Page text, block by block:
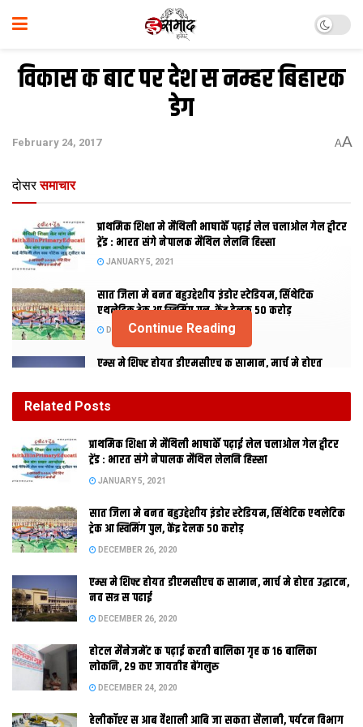
विकास क बाट पर देश स नम्हर बिहारक
डेग
February 24, 2017 AA
दोसर समाचार
प्राथमिक शि‍क्षा मे मैथि‍ली भाषाकेँ पढ़ाई लेल चलाओल गेल ट्वीटर
ट्रेंड : भारत संगे नेपालक मैथिल लेलनि हिस्सा
JANUARY 5, 2021
सात जिला मे बनत बहुउद्देशीय इंडोर स्‍टेडि‍यम, सिंथेटिक
एथलेटिक ट्रेक आ स्विमिंग पुल, केंद्र देलक 50 करोड़
DECEMBER 26, 2020
एम्स मे शिफ्ट होयत डीएमसीएच क सामान, मार्च मे होएत
लोकनि, 29 कए जायतीह बेंगलुरु
मुजफ्फरपुर क पैघ छलांग, दरभंगा मुंहभरि धड़ाम
सबसे धनीक पटना, सबस गरीब शिवहर
पटना । विकास क
Continue Reading
Related Posts
प्राथमिक शि‍क्षा मे मैथि‍ली भाषाकेँ पढ़ाई लेल चलाओल गेल ट्वीटर
ट्रेंड : भारत संगे नेपालक मैथिल लेलनि हिस्सा
JANUARY 5, 2021
सात जिला मे बनत बहुउद्देशीय इंडोर स्‍टेडि‍यम, सिंथेटिक एथलेटिक
ट्रेक आ स्विमिंग पुल, केंद्र देलक 50 करोड़
DECEMBER 26, 2020
एम्स मे शिफ्ट होयत डीएमसीएच क सामान, मार्च मे होएत उद्घाटन,
नव सत्र स पढाई
DECEMBER 26, 2020
होटल मैनेजमेंट क पढ़ाई करती बालिका गृह क 16 बालिका
लोकनि, 29 कए जायतीह बेंगलुरु
DECEMBER 24, 2020
हेलीकॉप्टर स आब वैशाली आबि जा सकता सैलानी, पर्यटन विभाग